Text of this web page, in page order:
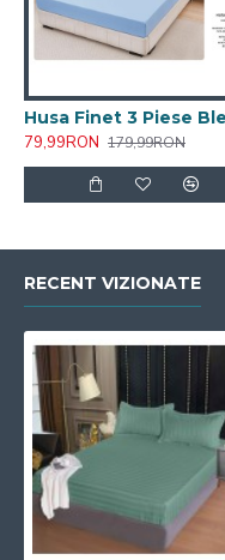
79,99RON 179,99RON
RECENT VIZIONATE